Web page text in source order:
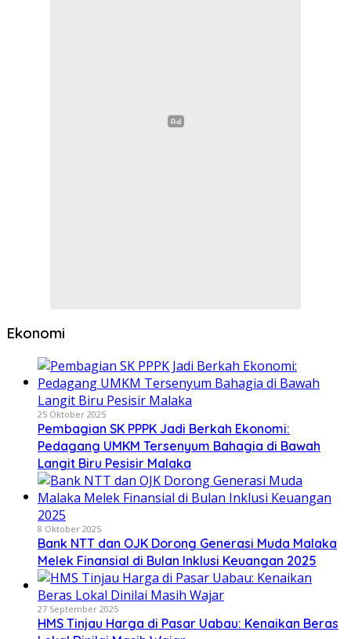
Ekonomi
25 Oktober 2025
Pembagian SK PPPK Jadi Berkah Ekonomi:
Pedagang UMKM Tersenyum Bahagia di Bawah
Langit Biru Pesisir Malaka
8 Oktober 2025
Bank NTT dan OJK Dorong Generasi Muda Malaka
Melek Finansial di Bulan Inklusi Keuangan 2025
27 September 2025
HMS Tinjau Harga di Pasar Uabau: Kenaikan Beras